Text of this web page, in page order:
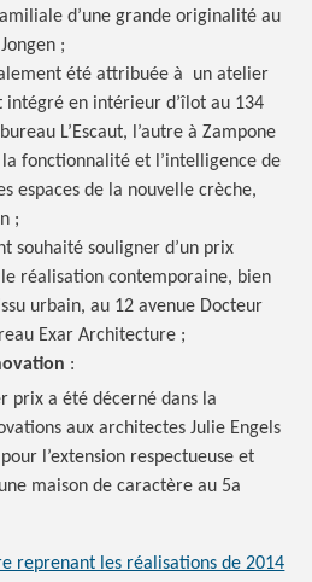
d’une grande originalité au
Jongen ;
été attribuée à un atelier
en intérieur d’îlot au 134
L’Escaut, l’autre à Zampone
fonctionnalité et l’intelligence de
espaces de la nouvelle crèche,
;
souhaité souligner d’un prix
réalisation contemporaine, bien
urbain, au 12 avenue Docteur
ExarArchitecture ;
:
prix a été décerné dans la
aux architectes Julie Engels
l’extension respectueuse et
maison de caractère au 5a
reprenant les réalisations de 2014